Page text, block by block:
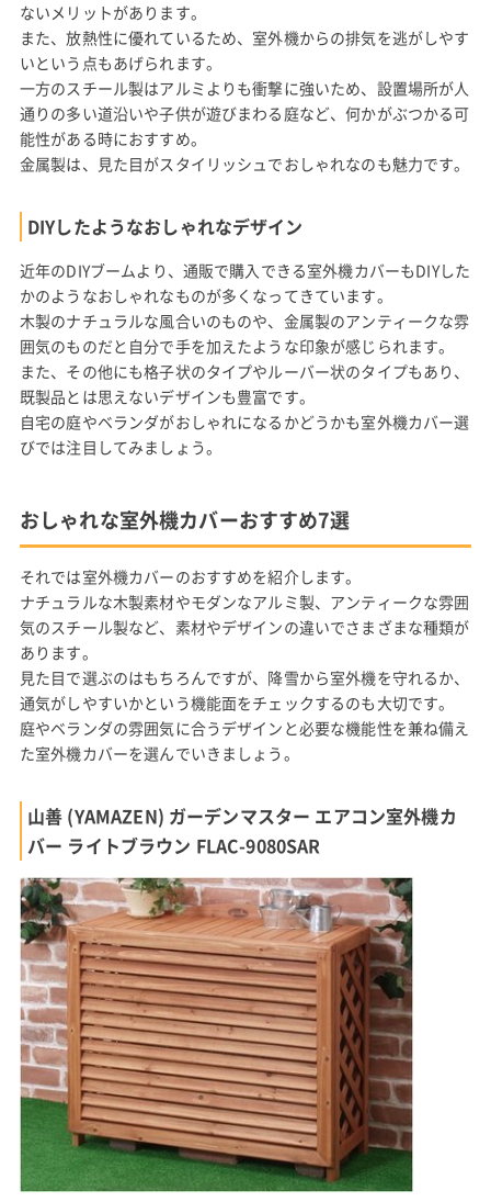
ないメリットがあります。
また、放熱性に優れているため、室外機からの排気を逃がしやす
いという点もあげられます。
一方のスチール製はアルミよりも衝撃に強いため、設置場所が人
通りの多い道沿いや子供が遊びまわる庭など、何かがぶつかる可
能性がある時におすすめ。
金属製は、見た目がスタイリッシュでおしゃれなのも魅力です。
DIYしたようなおしゃれなデザイン
近年のDIYブームより、通販で購入できる室外機カバーもDIYした
かのようなおしゃれなものが多くなってきています。
木製のナチュラルな風合いのものや、金属製のアンティークな雰
囲気のものだと自分で手を加えたような印象が感じられます。
また、その他にも格子状のタイプやルーバー状のタイプもあり、
既製品とは思えないデザインも豊富です。
自宅の庭やベランダがおしゃれになるかどうかも室外機カバー選
びでは注目してみましょう。
おしゃれな室外機カバーおすすめ7選
それでは室外機カバーのおすすめを紹介します。
ナチュラルな木製素材やモダンなアルミ製、アンティークな雰囲
気のスチール製など、素材やデザインの違いでさまざまな種類が
あります。
見た目で選ぶのはもちろんですが、降雪から室外機を守れるか、
通気がしやすいかという機能面をチェックするのも大切です。
庭やベランダの雰囲気に合うデザインと必要な機能性を兼ね備え
た室外機カバーを選んでいきましょう。
山善 (YAMAZEN) ガーデンマスター エアコン室外機カ
バー ライトブラウン FLAC-9080SAR